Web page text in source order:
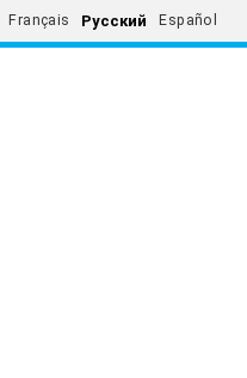
Français Русский Español